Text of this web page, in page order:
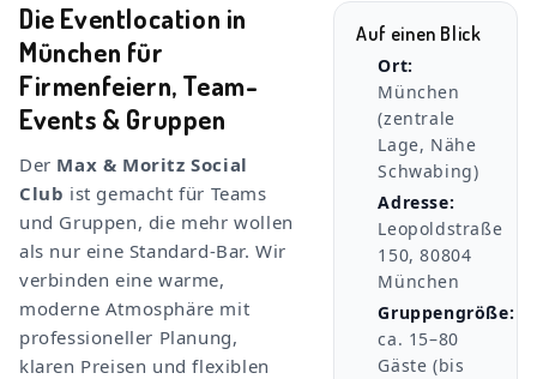
Die Eventlocation in
München für
Firmenfeiern, Team-
Events & Gruppen
Der Max & Moritz Social
Club ist gemacht für Teams
und Gruppen, die mehr wollen
als nur eine Standard-Bar. Wir
verbinden eine warme,
moderne Atmosphäre mit
professioneller Planung,
klaren Preisen und flexiblen
Auf einen Blick
Ort:
München
(zentrale
Lage, Nähe
Schwabing)
Adresse:
Leopoldstraße
150, 80804
München
Gruppengröße:
ca. 15–80
Gäste (bis